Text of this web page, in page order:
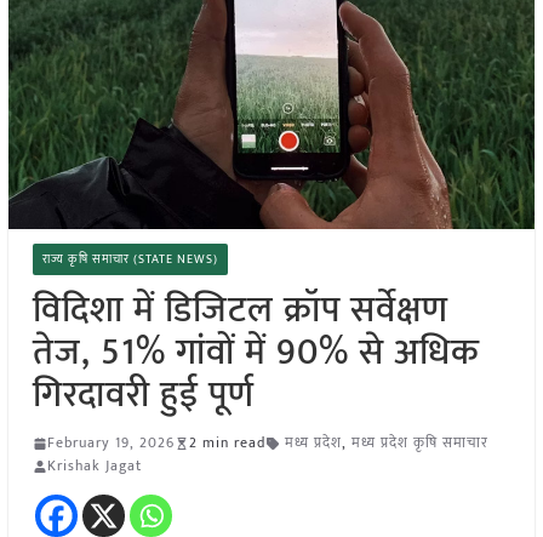
राज्य कृषि समाचार (STATE NEWS)
विदिशा में डिजिटल क्रॉप सर्वेक्षण
तेज, 51% गांवों में 90% से अधिक
गिरदावरी हुई पूर्ण
February 19, 2026 2 min read मध्य प्रदेश, मध्य प्रदेश कृषि समाचार
Krishak Jagat